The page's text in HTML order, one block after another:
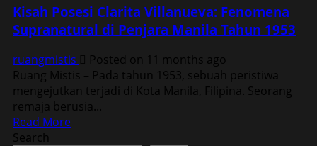
Kisah Posesi Clarita Villanueva: Fenomena
Supranatural di Penjara Manila Tahun 1953
ruangmistis
Posted on 11 months ago
Ruang Mistis – Pada tahun 1953, sebuah peristiwa
mengejutkan terjadi di Kota Manila, Filipina. Seorang
remaja berusia...
Read MoreRead
Search